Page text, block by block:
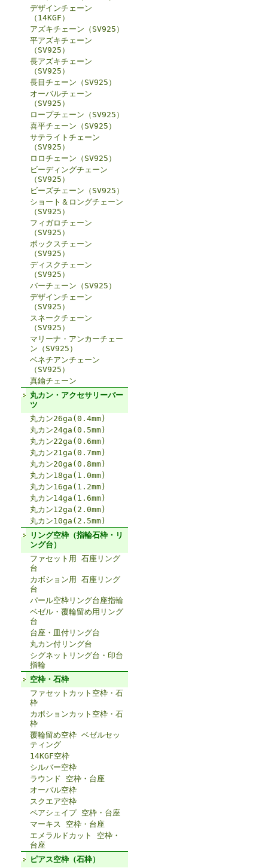
デザインチェーン
（14KGF）
アズキチェーン（SV925）
平アズキチェーン
（SV925）
長アズキチェーン
（SV925）
長目チェーン（SV925）
オーバルチェーン
（SV925）
ロープチェーン（SV925）
喜平チェーン（SV925）
サテライトチェーン
（SV925）
ロロチェーン（SV925）
ビーディングチェーン
（SV925）
ビーズチェーン（SV925）
ショート＆ロングチェーン
（SV925）
フィガロチェーン
（SV925）
ボックスチェーン
（SV925）
ディスクチェーン
（SV925）
バーチェーン（SV925）
デザインチェーン
（SV925）
スネークチェーン
（SV925）
マリーナ・アンカーチェー
ン（SV925）
ベネチアンチェーン
（SV925）
真鍮チェーン
丸カン・アクセサリーパー
ツ
丸カン26ga(0.4mm)
丸カン24ga(0.5mm)
丸カン22ga(0.6mm)
丸カン21ga(0.7mm)
丸カン20ga(0.8mm)
丸カン18ga(1.0mm)
丸カン16ga(1.2mm)
丸カン14ga(1.6mm)
丸カン12ga(2.0mm)
丸カン10ga(2.5mm)
リング空枠（指輪石枠・リ
ング台）
ファセット用 石座リング
台
カボション用 石座リング
台
パール空枠リング台座指輪
ベゼル・覆輪留め用リング
台
台座・皿付リング台
丸カン付リング台
シグネットリング台・印台
指輪
空枠・石枠
ファセットカット空枠・石
枠
カボションカット空枠・石
枠
覆輪留め空枠 ベゼルセッ
ティング
14KGF空枠
シルバー空枠
ラウンド 空枠・台座
オーバル空枠
スクエア空枠
ペアシェイプ 空枠・台座
マーキス 空枠・台座
エメラルドカット 空枠・
台座
ピアス空枠（石枠）